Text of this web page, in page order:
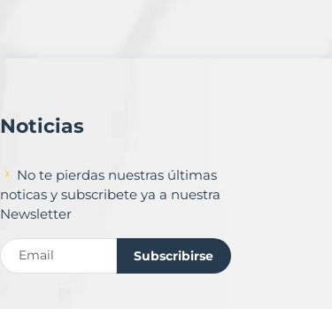
Noticias
No te pierdas nuestras últimas
noticas y subscribete ya a nuestra
Newsletter
Subscribirse